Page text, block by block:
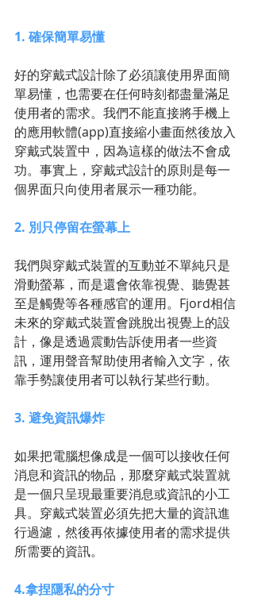
1. 確保簡單易懂
好的穿戴式設計除了必須讓使用界面簡
單易懂，也需要在任何時刻都盡量滿足
使用者的需求。我們不能直接將手機上
的應用軟體(app)直接縮小畫面然後放入
穿戴式裝置中，因為這樣的做法不會成
功。事實上，穿戴式設計的原則是每一
個界面只向使用者展示一種功能。
2. 別只停留在螢幕上
我們與穿戴式裝置的互動並不單純只是
滑動螢幕，而是還會依靠視覺、聽覺甚
至是觸覺等各種感官的運用。Fjord相信
未來的穿戴式裝置會跳脫出視覺上的設
計，像是透過震動告訴使用者一些資
訊，運用聲音幫助使用者輸入文字，依
靠手勢讓使用者可以執行某些行動。
3. 避免資訊爆炸
如果把電腦想像成是一個可以接收任何
消息和資訊的物品，那麼穿戴式裝置就
是一個只呈現最重要消息或資訊的小工
具。穿戴式裝置必須先把大量的資訊進
行過濾，然後再依據使用者的需求提供
所需要的資訊。
4.拿捏隱私的分寸